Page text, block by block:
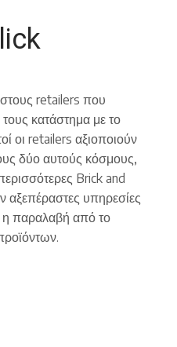
retailers που
κατάστημα με το
οι retailers αξιοποιούν
δύο αυτούς κόσμους,
Brick and
αξεπέραστες υπηρεσίες
παραλαβή από το